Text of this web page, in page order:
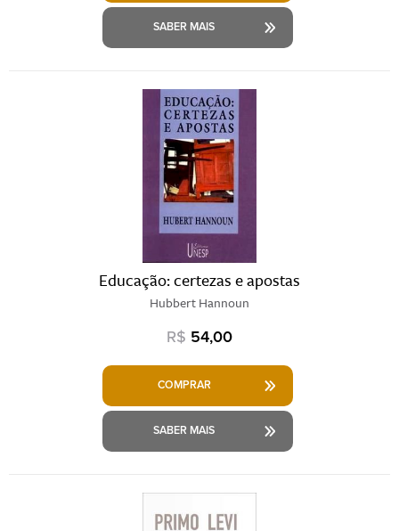
SABER MAIS
Educação: certezas e apostas
Hubbert Hannoun
R$ 54,00
COMPRAR
SABER MAIS